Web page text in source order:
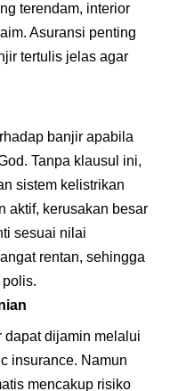
terendam, interior
Asuransi penting
tertulis jelas agar
banjir apabila
Tanpa klausul ini,
sistem kelistrikan
aktif, kerusakan besar
sesuai nilai
rentan, sehingga
dapat dijamin melalui
insurance. Namun
mencakup risiko